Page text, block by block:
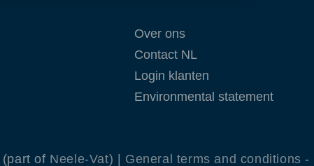
Over ons
Contact NL
Login klanten
Environmental statement
of Neele-Vat) General terms and conditions -